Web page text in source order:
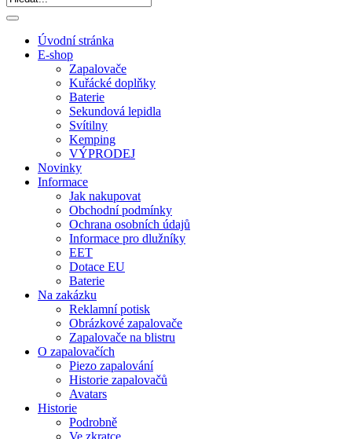
Úvodní stránka
E-shop
Zapalovače
Kuřácké doplňky
Baterie
Sekundová lepidla
Svítilny
Kemping
VÝPRODEJ
Novinky
Informace
Jak nakupovat
Obchodní podmínky
Ochrana osobních údajů
Informace pro dlužníky
EET
Dotace EU
Baterie
Na zakázku
Reklamní potisk
Obrázkové zapalovače
Zapalovače na blistru
O zapalovačích
Piezo zapalování
Historie zapalovačů
Avatars
Historie
Podrobně